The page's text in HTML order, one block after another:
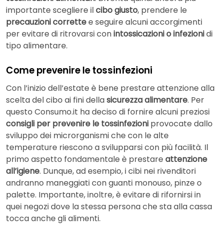
importante scegliere ilcibo giusto, prendere le
precauzioni correttee seguire alcuni accorgimenti
per evitare di ritrovarsi conintossicazioni o infezionidi
tipo alimentare.
Come prevenire le tossinfezioni
Con l’inizio dell’estate è bene prestare attenzione alla
scelta del cibo ai fini dellasicurezza alimentare. Per
questo Consumo.it ha deciso di fornire alcuni preziosi
consigli per prevenire le tossinfezioni provocate dallo
sviluppo dei microrganismi che con le alte
temperature riescono a svilupparsi con più facilità. Il
primo aspetto fondamentale è prestare attenzione
all’igiene. Dunque, ad esempio, i cibi nei rivenditori
andranno maneggiati con guanti monouso, pinze o
palette. Importante, inoltre, è evitare di rifornirsi in
quei negozi dove la stessa persona che sta alla cassa
tocca anche gli alimenti.